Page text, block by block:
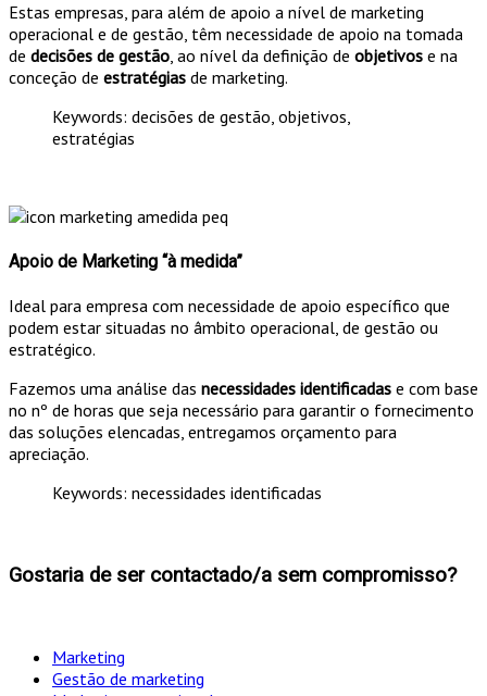
Estas empresas, para além de apoio a nível de marketing
operacional e de gestão, têm necessidade de apoio na tomada
de decisões de gestão, ao nível da definição de objetivos e na
conceção de estratégias de marketing.
Keywords: decisões de gestão, objetivos,
estratégias
Apoio de Marketing “à medida”
Ideal para empresa com necessidade de apoio específico que
podem estar situadas no âmbito operacional, de gestão ou
estratégico.
Fazemos uma análise das necessidades identificadas e com base
no nº de horas que seja necessário para garantir o fornecimento
das soluções elencadas, entregamos orçamento para
apreciação.
Keywords: necessidades identificadas
Gostaria de ser contactado/a sem compromisso?
Marketing
Gestão de marketing